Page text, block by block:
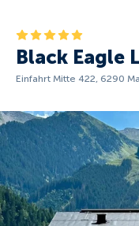
Black Eagle
Einfahrt Mitte 422, 6290